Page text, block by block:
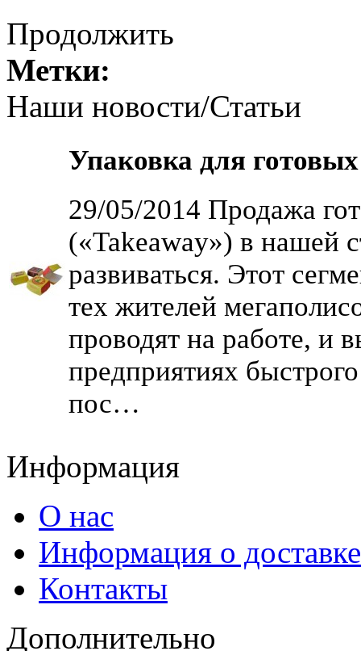
Продолжить
Метки:
Наши новости/Статьи
Упаковка для
29/05/2014 Продажа
(«Takeaway») в нашей
развиваться. Этот
тех жителей
проводят на работе, и
предприятиях
пос…
Информация
О нас
Информация о доставке
Контакты
Дополнительно